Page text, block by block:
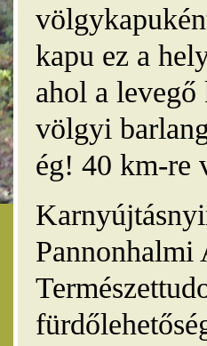
kapu ez a
ahol a levegő
völgyi
ég! 40 km-re
Pannonhalmi